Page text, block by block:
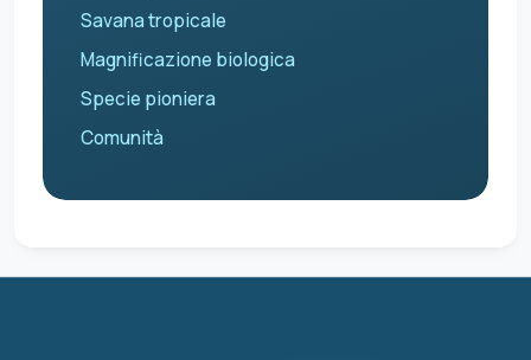
Savana tropicale
Magnificazione biologica
Specie pioniera
Comunità